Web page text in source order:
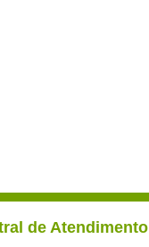
de Atendimento